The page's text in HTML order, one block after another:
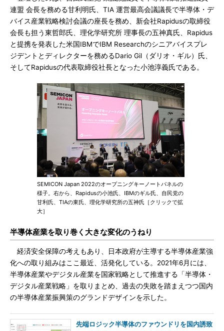
連盟 会長を務める甘利明氏、TIA 運営最高会議議長で半導体・デ
バイス産業戦略検討会議の座長を務め、新会社Rapidusの取締役
会長も担う東哲郎氏、理化学研究所 理事長の五神真氏、Rapidus
と提携を発表した米国IBMでIBM Researchのシニアバイスプレ
ジデントとディレクターを務めるDario Gil（ダリオ・ギル）氏、
そしてRapidusの代表取締役社長となった小池淳義氏である。
SEMICON Japan 2022のオープニングキーノートパネルの
様子。右から、Rapidusの小池氏、IBMのギル氏、自民党の
甘利氏、TIAの東氏、理化学研究所の五神氏［クリックで拡
大］
半導体産業を取り巻く大きな変化のうねり
経済安全保障の考えもあり、日本政府が主導する半導体産業強
化への取り組みはここ最近、活発化している。2021年6月には、
半導体産業やデジタル産業を国家戦略として推進する「半導体・
デジタル産業戦略」を取りまとめ、過去の失敗を踏まえつつ国内
の半導体産業振興策のグランドデザインを示した。
先端ロジック半導体のファウンドリを国内誘致